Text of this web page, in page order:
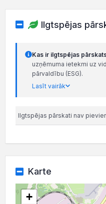
Ilgtspējas
Kas ir ilgtspējas
uzņēmuma ietekmi uz
pārvaldību (ESG).
Lasīt vairāk
Ilgtspējas pārskati nav
Karte
+